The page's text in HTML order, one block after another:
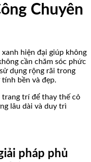
Chuyên
hiện đại giúp không
cần chăm sóc phức
dụng rộng rãi trong
bền và đẹp.
trang trí để thay thế cỏ
lâu dài và duy trì
pháp phủ